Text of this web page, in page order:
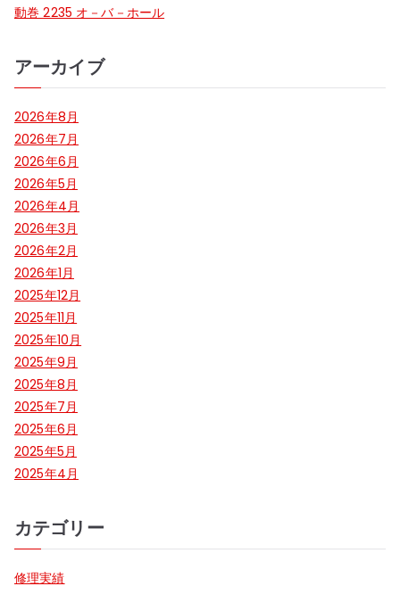
動巻 2235 オ－バ－ホール
アーカイブ
2026年8月
2026年7月
2026年6月
2026年5月
2026年4月
2026年3月
2026年2月
2026年1月
2025年12月
2025年11月
2025年10月
2025年9月
2025年8月
2025年7月
2025年6月
2025年5月
2025年4月
カテゴリー
修理実績